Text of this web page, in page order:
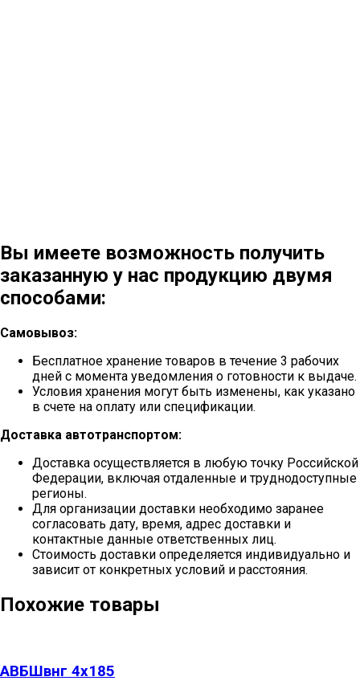
Вы имеете возможность получить
заказанную у нас продукцию двумя
способами:
Самовывоз:
Бесплатное хранение товаров в течение 3 рабочих
дней с момента уведомления о готовности к выдаче.
Условия хранения могут быть изменены, как указано
в счете на оплату или спецификации.
Доставка автотранспортом:
Доставка осуществляется в любую точку Российской
Федерации, включая отдаленные и труднодоступные
регионы.
Для организации доставки необходимо заранее
согласовать дату, время, адрес доставки и
контактные данные ответственных лиц.
Стоимость доставки определяется индивидуально и
зависит от конкретных условий и расстояния.
Похожие товары
АВБШвнг 4х185